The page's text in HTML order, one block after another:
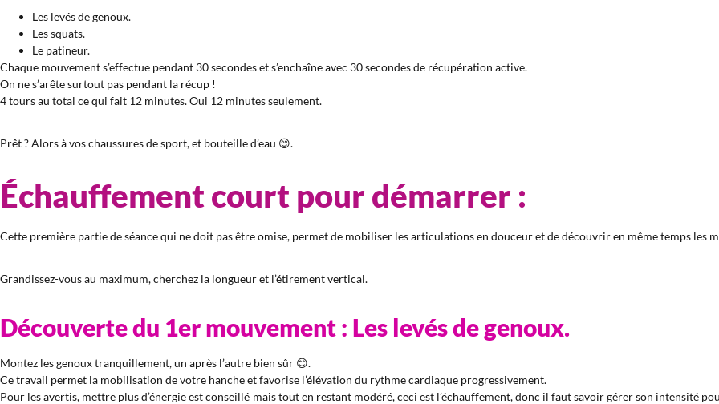
Les levés de genoux.
Les squats.
Le patineur.
Chaque mouvement s’effectue pendant 30 secondes et s’enchaîne avec 30 secondes de récupération active.
On ne s’arête surtout pas pendant la récup !
4 tours au total ce qui fait 12 minutes. Oui 12 minutes seulement.
Prêt ? Alors à vos chaussures de sport, et bouteille d’eau 😊.
Échauffement court pour démarrer :
Cette première partie de séance qui ne doit pas être omise, permet de mobiliser les articulations en douceur et de découvrir en même temps les
Grandissez-vous au maximum, cherchez la longueur et l’étirement vertical.
Découverte du 1er mouvement : Les levés de genoux.
Montez les genoux tranquillement, un après l’autre bien sûr 😊.
Ce travail permet la mobilisation de votre hanche et favorise l’élévation du rythme cardiaque progressivement.
Pour les avertis, mettre plus d’énergie est conseillé mais tout en restant modéré, ceci est l’échauffement, donc il faut savoir gérer son intensité